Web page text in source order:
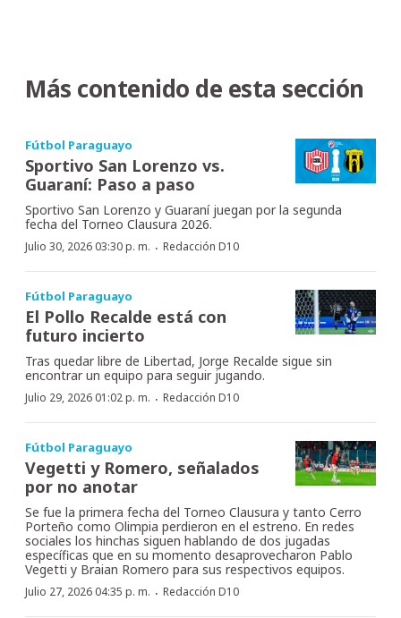
Más contenido de esta sección
Fútbol Paraguayo
Sportivo San Lorenzo vs.
Guaraní: Paso a paso
Sportivo San Lorenzo y Guaraní juegan por la segunda
fecha del Torneo Clausura 2026.
Julio 30, 2026 03:30 p. m. · Redacción D10
Fútbol Paraguayo
El Pollo Recalde está con
futuro incierto
Tras quedar libre de Libertad, Jorge Recalde sigue sin
encontrar un equipo para seguir jugando.
Julio 29, 2026 01:02 p. m. · Redacción D10
Fútbol Paraguayo
Vegetti y Romero, señalados
por no anotar
Se fue la primera fecha del Torneo Clausura y tanto Cerro
Porteño como Olimpia perdieron en el estreno. En redes
sociales los hinchas siguen hablando de dos jugadas
específicas que en su momento desaprovecharon Pablo
Vegetti y Braian Romero para sus respectivos equipos.
Julio 27, 2026 04:35 p. m. · Redacción D10